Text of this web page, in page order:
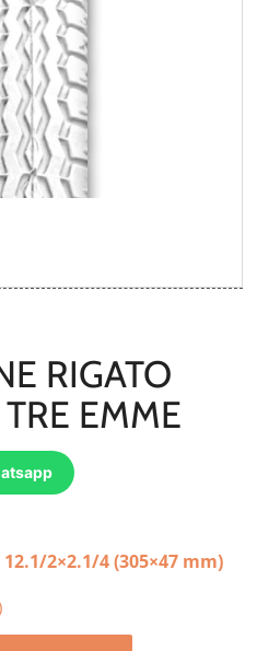
RIGATO
TRE EMME
2×2.1/4 (305×47 mm)